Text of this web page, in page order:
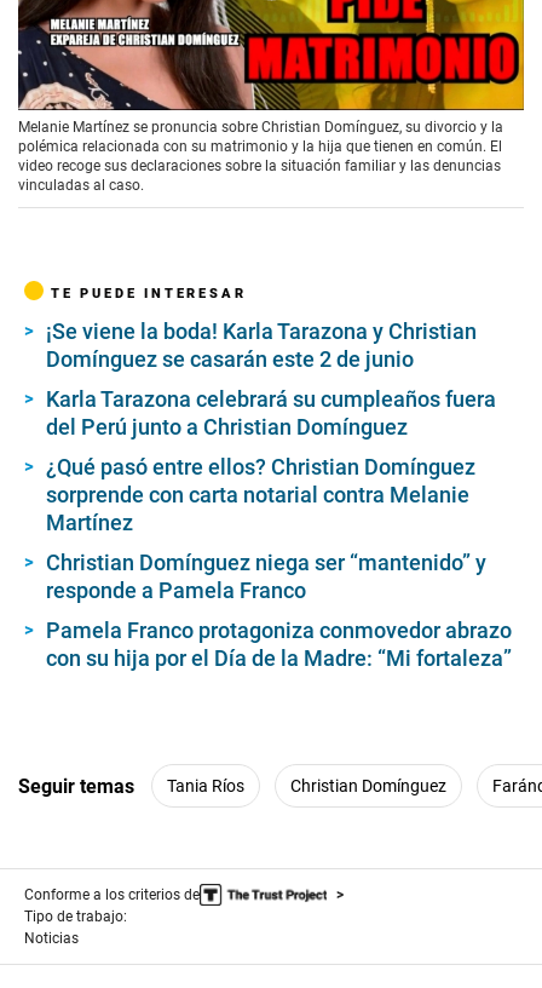
00:00 02:35
Melanie Martínez se pronuncia sobre Christian Domínguez, su divorcio y la
polémica relacionada con su matrimonio y la hija que tienen en común. El
video recoge sus declaraciones sobre la situación familiar y las denuncias
vinculadas al caso.
TE PUEDE INTERESAR
¡Se viene la boda! Karla Tarazona y Christian
Domínguez se casarán este 2 de junio
Karla Tarazona celebrará su cumpleaños fuera
del Perú junto a Christian Domínguez
¿Qué pasó entre ellos? Christian Domínguez
sorprende con carta notarial contra Melanie
Martínez
Christian Domínguez niega ser “mantenido” y
responde a Pamela Franco
Pamela Franco protagoniza conmovedor abrazo
con su hija por el Día de la Madre: “Mi fortaleza”
Seguir temas Tania Ríos Christian Domínguez
Conforme a los criterios de
Tipo de trabajo:
Noticias